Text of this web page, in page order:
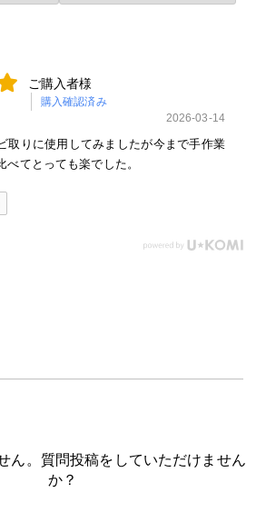
ご購入者様
購入確認済み
2026-03-14
取りに使用してみましたが今まで手作業
べてとっても楽でした。
ん。質問投稿をしていただけません
か？